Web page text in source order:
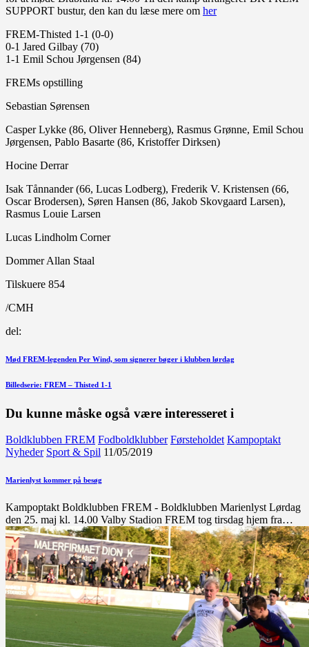
SUPPORT bustur, den kan du læse mere om her
FREM-Thisted 1-1 (0-0)
0-1 Jared Gilbay (70)
1-1 Emil Schou Jørgensen (84)
FREMs opstilling
Sebastian Sørensen
Casper Lykke (86, Oliver Henneberg), Rasmus Grønne, Emil Schou
Jørgensen, Pablo Basarte (86, Kristoffer Dirksen)
Hocine Derrar
Isak Tånnander (66, Lucas Lodberg), Frederik V. Kristensen (66,
Oscar Brodersen), Søren Hansen (86, Jakob Skovgaard Larsen),
Rasmus Louie Larsen
Lucas Lindholm Corner
Dommer Allan Staal
Tilskuere 854
/CMH
del:
Indlægsnavigation
Forrige
Mød FREM-legenden Per Wind, som signerer bøger i klubben lørdag
Næste
Billedserie: FREM – Thisted 1-1
Du kunne måske også være interesseret i
Boldklubben FREM Fodboldklubber Førsteholdet Kampoptakt
Nyheder Sport & Spil 11/05/2019
Marienlyst kommer på besøg
Kampoptakt Boldklubben FREM - Boldklubben Marienlyst Lørdag
den 25. maj kl. 14.00 Valby Stadion FREM tog tirsdag hjem fra…